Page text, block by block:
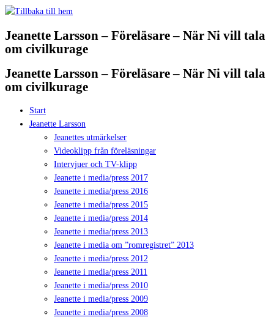
Hoppa
innehåll
Jeanette Larsson – Föreläsare – När Ni vill tala
om civilkurage
Jeanette Larsson – Föreläsare – När Ni vill tala
om civilkurage
Start
Jeanette Larsson
Jeanettes utmärkelser
Videoklipp från föreläsningar
Intervjuer och TV-klipp
Jeanette i media/press 2017
Jeanette i media/press 2016
Jeanette i media/press 2015
Jeanette i media/press 2014
Jeanette i media/press 2013
Jeanette i media om ”romregistret” 2013
Jeanette i media/press 2012
Jeanette i media/press 2011
Jeanette i media/press 2010
Jeanette i media/press 2009
Jeanette i media/press 2008